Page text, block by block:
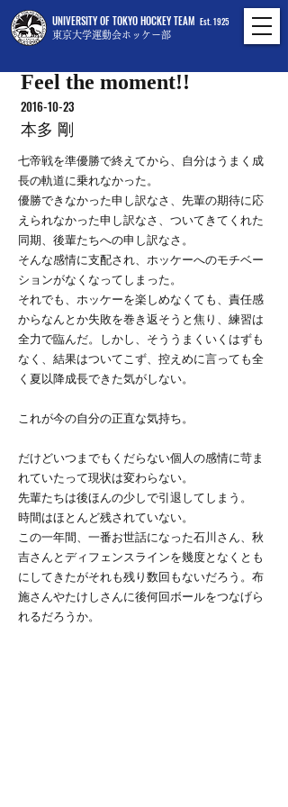
UNIVERSITY OF TOKYO HOCKEY TEAM
東京大学運動会ホッケー部
Est. 1925
Feel the moment!!
2016-10-23
本多 剛
七帝戦を準優勝で終えてから、自分はうまく成
長の軌道に乗れなかった。
優勝できなかった申し訳なさ、先輩の期待に応
えられなかった申し訳なさ、ついてきてくれた
同期、後輩たちへの申し訳なさ。
そんな感情に支配され、ホッケーへのモチベー
ションがなくなってしまった。
それでも、ホッケーを楽しめなくても、責任感
からなんとか失敗を巻き返そうと焦り、練習は
全力で臨んだ。しかし、そううまくいくはずも
なく、結果はついてこず、控えめに言っても全
く夏以降成長できた気がしない。
これが今の自分の正直な気持ち。
だけどいつまでもくだらない個人の感情に苛ま
れていたって現状は変わらない。
先輩たちは後ほんの少しで引退してしまう。
時間はほとんど残されていない。
この一年間、一番お世話になった石川さん、秋
吉さんとディフェンスラインを幾度となくとも
にしてきたがそれも残り数回もないだろう。布
施さんやたけしさんに後何回ボールをつなげら
れるだろうか。